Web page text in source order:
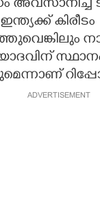
കിരീടം
ADVERTISEMENT